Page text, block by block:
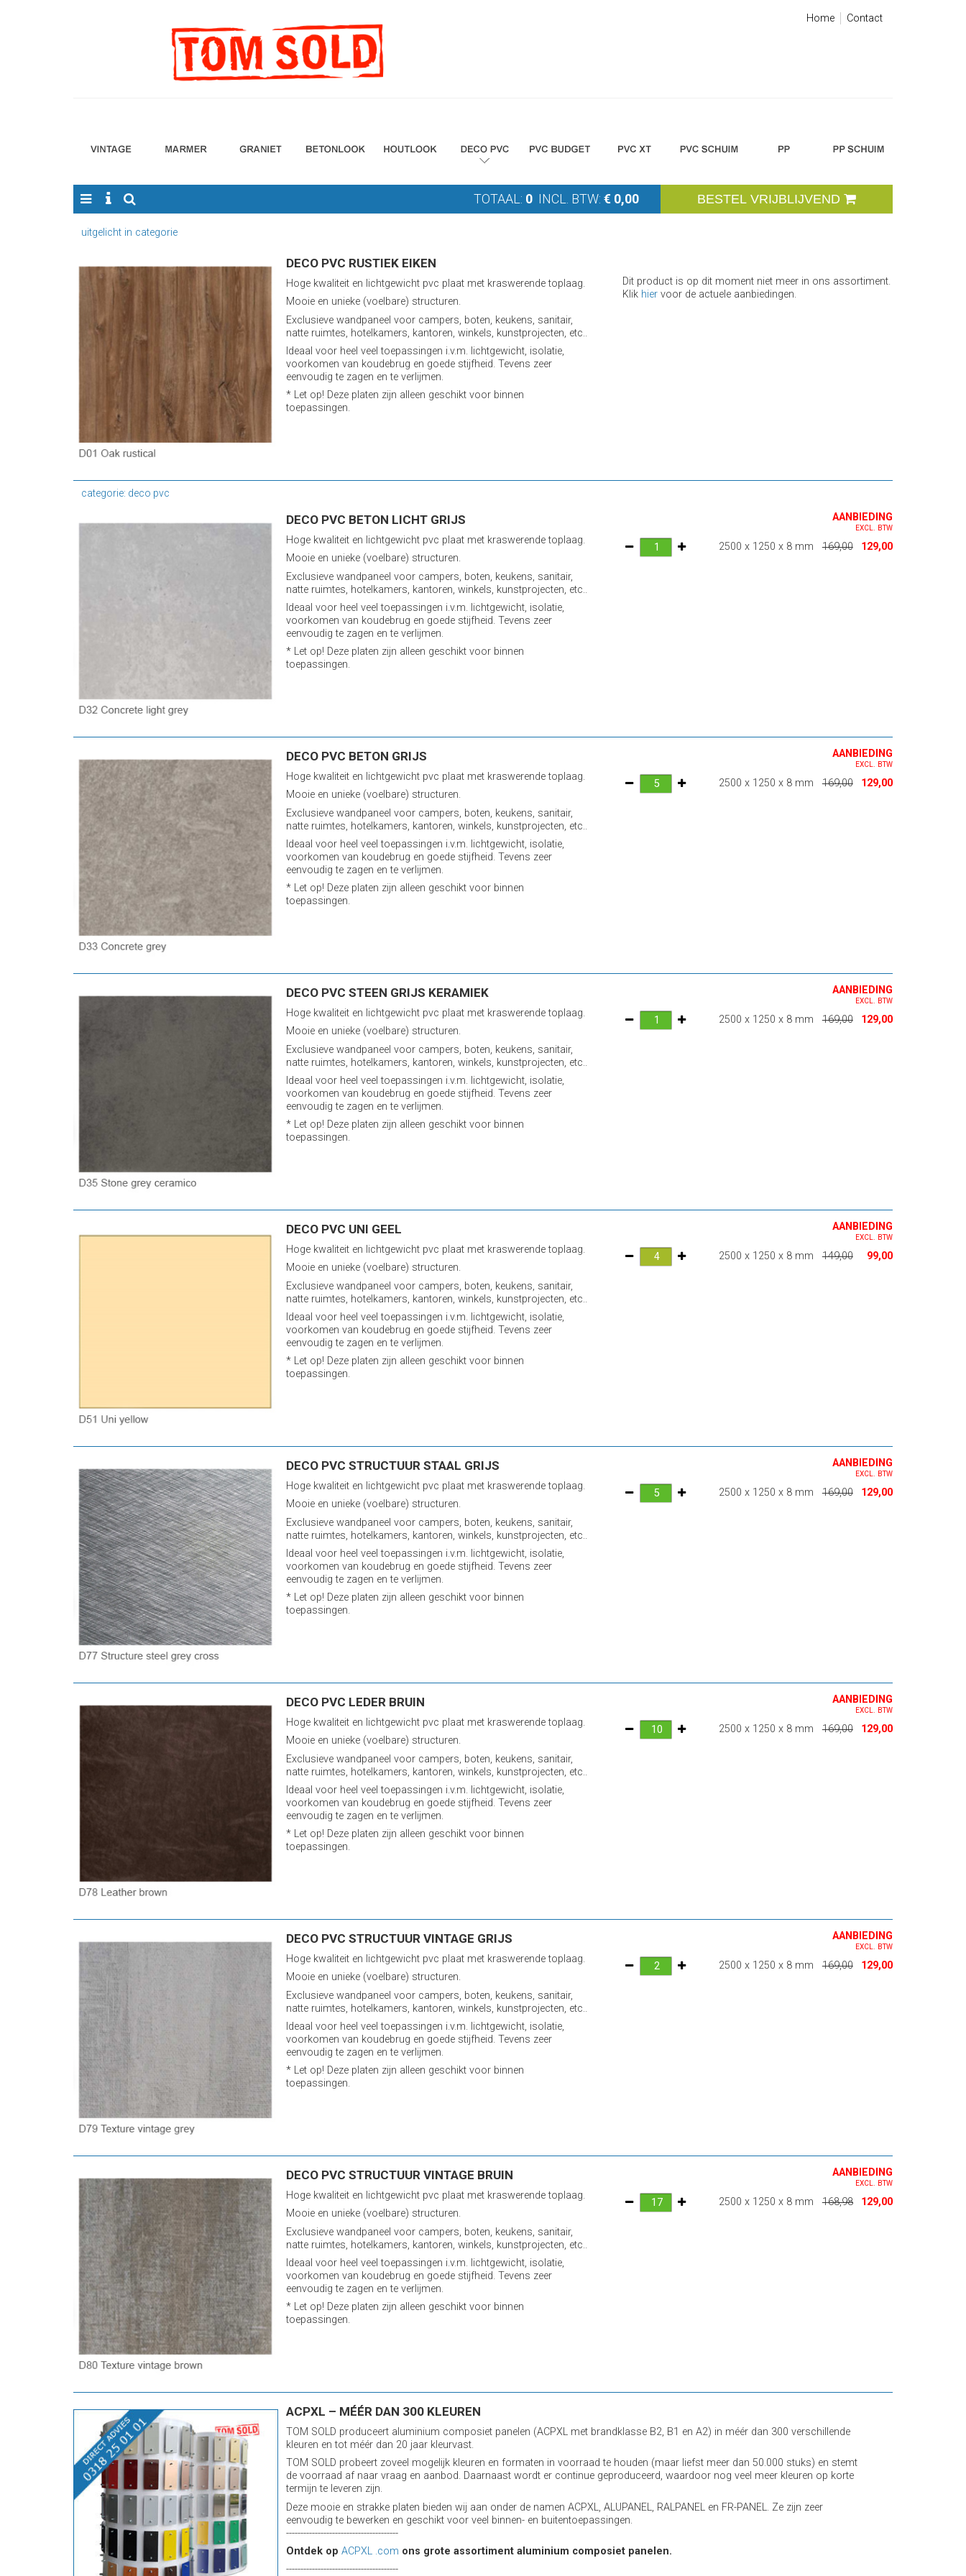
Home Contact
TOTAAL: 0 INCL. BTW: € 0,00 BESTEL VRIJBLIJVEND
uitgelicht in categorie
DECO PVC RUSTIEK EIKEN
Hoge kwaliteit en lichtgewicht pvc plaat met kraswerende toplaag.
Mooie en unieke (voelbare) structuren.
Exclusieve wandpaneel voor campers, boten, keukens, sanitair,
natte ruimtes, hotelkamers, kantoren, winkels, kunstprojecten, etc..
Ideaal voor heel veel toepassingen i.v.m. lichtgewicht, isolatie,
voorkomen van koudebrug en goede stijfheid. Tevens zeer
eenvoudig te zagen en te verlijmen.
* Let op! Deze platen zijn alleen geschikt voor binnen
toepassingen.
Dit product is op dit moment niet meer in ons assortiment.
Klik hiervoor de actuele aanbiedingen.
categorie: deco pvc
DECO PVC BETON LICHT GRIJS
Hoge kwaliteit en lichtgewicht pvc plaat met kraswerende toplaag.
Mooie en unieke (voelbare) structuren.
Exclusieve wandpaneel voor campers, boten, keukens, sanitair,
natte ruimtes, hotelkamers, kantoren, winkels, kunstprojecten, etc..
Ideaal voor heel veel toepassingen i.v.m. lichtgewicht, isolatie,
voorkomen van koudebrug en goede stijfheid. Tevens zeer
eenvoudig te zagen en te verlijmen.
* Let op! Deze platen zijn alleen geschikt voor binnen
toepassingen.
AANBIEDING
EXCL. BTW
2500 x 1250 x 8 mm 169,00 129,00
DECO PVC BETON GRIJS
Hoge kwaliteit en lichtgewicht pvc plaat met kraswerende toplaag.
Mooie en unieke (voelbare) structuren.
Exclusieve wandpaneel voor campers, boten, keukens, sanitair,
natte ruimtes, hotelkamers, kantoren, winkels, kunstprojecten, etc..
Ideaal voor heel veel toepassingen i.v.m. lichtgewicht, isolatie,
voorkomen van koudebrug en goede stijfheid. Tevens zeer
eenvoudig te zagen en te verlijmen.
* Let op! Deze platen zijn alleen geschikt voor binnen
toepassingen.
AANBIEDING
EXCL. BTW
2500 x 1250 x 8 mm 169,00 129,00
DECO PVC STEEN GRIJS KERAMIEK
Hoge kwaliteit en lichtgewicht pvc plaat met kraswerende toplaag.
Mooie en unieke (voelbare) structuren.
Exclusieve wandpaneel voor campers, boten, keukens, sanitair,
natte ruimtes, hotelkamers, kantoren, winkels, kunstprojecten, etc..
Ideaal voor heel veel toepassingen i.v.m. lichtgewicht, isolatie,
voorkomen van koudebrug en goede stijfheid. Tevens zeer
eenvoudig te zagen en te verlijmen.
* Let op! Deze platen zijn alleen geschikt voor binnen
toepassingen.
AANBIEDING
EXCL. BTW
2500 x 1250 x 8 mm 169,00 129,00
DECO PVC UNI GEEL
Hoge kwaliteit en lichtgewicht pvc plaat met kraswerende toplaag.
Mooie en unieke (voelbare) structuren.
Exclusieve wandpaneel voor campers, boten, keukens, sanitair,
natte ruimtes, hotelkamers, kantoren, winkels, kunstprojecten, etc..
Ideaal voor heel veel toepassingen i.v.m. lichtgewicht, isolatie,
voorkomen van koudebrug en goede stijfheid. Tevens zeer
eenvoudig te zagen en te verlijmen.
* Let op! Deze platen zijn alleen geschikt voor binnen
toepassingen.
AANBIEDING
EXCL. BTW
2500 x 1250 x 8 mm 149,00 99,00
DECO PVC STRUCTUUR STAAL GRIJS
Hoge kwaliteit en lichtgewicht pvc plaat met kraswerende toplaag.
Mooie en unieke (voelbare) structuren.
Exclusieve wandpaneel voor campers, boten, keukens, sanitair,
natte ruimtes, hotelkamers, kantoren, winkels, kunstprojecten, etc..
Ideaal voor heel veel toepassingen i.v.m. lichtgewicht, isolatie,
voorkomen van koudebrug en goede stijfheid. Tevens zeer
eenvoudig te zagen en te verlijmen.
* Let op! Deze platen zijn alleen geschikt voor binnen
toepassingen.
AANBIEDING
EXCL. BTW
2500 x 1250 x 8 mm 169,00 129,00
DECO PVC LEDER BRUIN
Hoge kwaliteit en lichtgewicht pvc plaat met kraswerende toplaag.
Mooie en unieke (voelbare) structuren.
Exclusieve wandpaneel voor campers, boten, keukens, sanitair,
natte ruimtes, hotelkamers, kantoren, winkels, kunstprojecten, etc..
Ideaal voor heel veel toepassingen i.v.m. lichtgewicht, isolatie,
voorkomen van koudebrug en goede stijfheid. Tevens zeer
eenvoudig te zagen en te verlijmen.
* Let op! Deze platen zijn alleen geschikt voor binnen
toepassingen.
AANBIEDING
EXCL. BTW
2500 x 1250 x 8 mm 169,00 129,00
DECO PVC STRUCTUUR VINTAGE GRIJS
Hoge kwaliteit en lichtgewicht pvc plaat met kraswerende toplaag.
Mooie en unieke (voelbare) structuren.
Exclusieve wandpaneel voor campers, boten, keukens, sanitair,
natte ruimtes, hotelkamers, kantoren, winkels, kunstprojecten, etc..
Ideaal voor heel veel toepassingen i.v.m. lichtgewicht, isolatie,
voorkomen van koudebrug en goede stijfheid. Tevens zeer
eenvoudig te zagen en te verlijmen.
* Let op! Deze platen zijn alleen geschikt voor binnen
toepassingen.
AANBIEDING
EXCL. BTW
2500 x 1250 x 8 mm 169,00 129,00
DECO PVC STRUCTUUR VINTAGE BRUIN
Hoge kwaliteit en lichtgewicht pvc plaat met kraswerende toplaag.
Mooie en unieke (voelbare) structuren.
Exclusieve wandpaneel voor campers, boten, keukens, sanitair,
natte ruimtes, hotelkamers, kantoren, winkels, kunstprojecten, etc..
Ideaal voor heel veel toepassingen i.v.m. lichtgewicht, isolatie,
voorkomen van koudebrug en goede stijfheid. Tevens zeer
eenvoudig te zagen en te verlijmen.
* Let op! Deze platen zijn alleen geschikt voor binnen
toepassingen.
AANBIEDING
EXCL. BTW
2500 x 1250 x 8 mm 168,98 129,00
ACPXL – MÉÉR DAN 300 KLEUREN
TOM SOLD produceert aluminium composiet panelen (ACPXL met brandklasse B2, B1 en A2) in méér dan 300 verschillende
kleuren en tot méér dan 20 jaar kleurvast.
TOM SOLD probeert zoveel mogelijk kleuren en formaten in voorraad te houden (maar liefst meer dan 50.000 stuks) en stemt
de voorraad af naar vraag en aanbod. Daarnaast wordt er continue geproduceerd, waardoor nog veel meer kleuren op korte
termijn te leveren zijn.
Deze mooie en strakke platen bieden wij aan onder de namen ACPXL, ALUPANEL, RALPANEL en FR-PANEL. Ze zijn zeer
eenvoudig te bewerken en geschikt voor veel binnen- en buitentoepassingen.
---------------------------------------
Ontdek opACPXL .com ons grote assortiment aluminium composiet panelen.
---------------------------------------